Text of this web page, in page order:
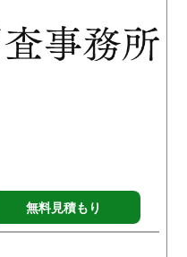
した。想像以上に妻の浮
の状態が酷かったので、
然としてしまいました。
無料見積もり